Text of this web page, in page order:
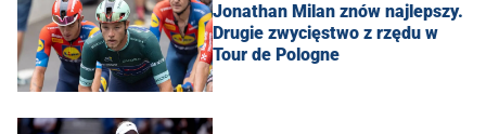
Jonathan Milan znów najlepszy.
Drugie zwycięstwo z rzędu w
Tour de Pologne